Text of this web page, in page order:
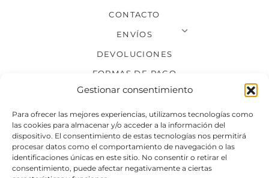
Gestionar consentimiento
Para ofrecer las mejores experiencias, utilizamos tecnologías como
las cookies para almacenar y/o acceder a la información del
dispositivo. El consentimiento de estas tecnologías nos permitirá
procesar datos como el comportamiento de navegación o las
identificaciones únicas en este sitio. No consentir o retirar el
consentimiento, puede afectar negativamente a ciertas
CONTACTO
ENVÍOS
DEVOLUCIONES
FORMAS DE PAGO
SÍGUENOS